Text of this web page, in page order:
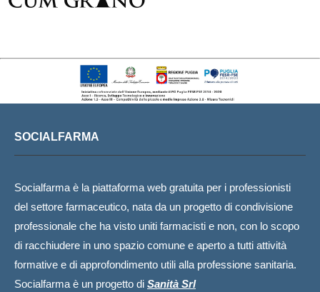
SOCIALFARMA
Socialfarma è la piattaforma web gratuita per i professionisti
del settore farmaceutico, nata da un progetto di condivisione
professionale che ha visto uniti farmacisti e non, con lo scopo
di racchiudere in uno spazio comune e aperto a tutti attività
formative e di approfondimento utili alla professione sanitaria.
Socialfarma è un progetto di Sanità Srl